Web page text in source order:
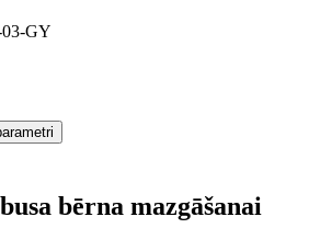
GY
bērna mazgāšanai